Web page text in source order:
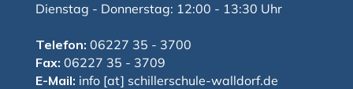
Dienstag - Donnerstag: 12:00 - 13:30 Uhr
Telefon: 06227 35 - 3700
Fax: 06227 35 - 3709
E-Mail: info [at] schillerschule-walldorf.de